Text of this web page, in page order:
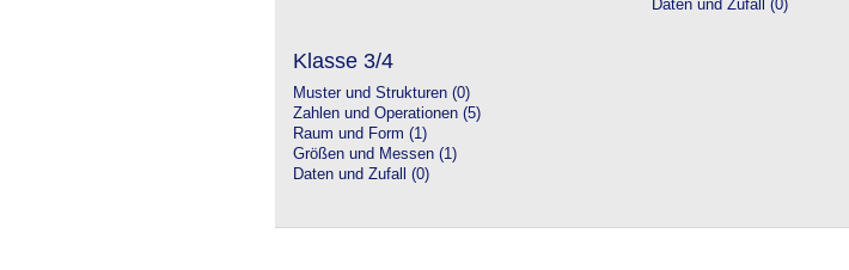
Daten und Zufall (0)
Klasse 3/4
Muster und Strukturen (0)
Zahlen und Operationen (5)
Raum und Form (1)
Größen und Messen (1)
Daten und Zufall (0)